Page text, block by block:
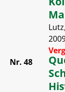
Nr. 48